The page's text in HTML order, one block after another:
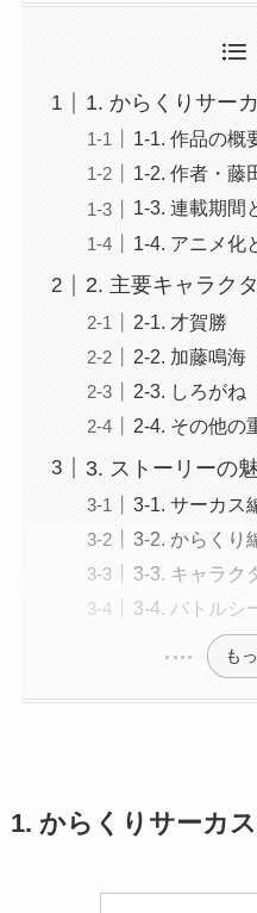
1. からくりサー
1-1. 作品の概
1-2. 作者・藤
1-3. 連載期間
1-4. アニメ化
2. 主要キャラク
2-1. 才賀勝
2-2. 加藤鳴海
2-3. しろがね
2-4. その他の
3. ストーリーの
3-1. サーカス
3-2. からくり
3-3. キャラク
3-4. バトルシ
も
1. からくりサーカ